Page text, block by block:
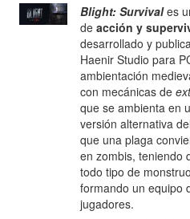
Blight: Survivales
deacción y
desarrollado y
Haenir Studio para
ambientación
con mecánicas de
que se ambienta en
versión alternativa
que una plaga
en zombis, teniendo
todo tipo de
formando un equipo
jugadores.